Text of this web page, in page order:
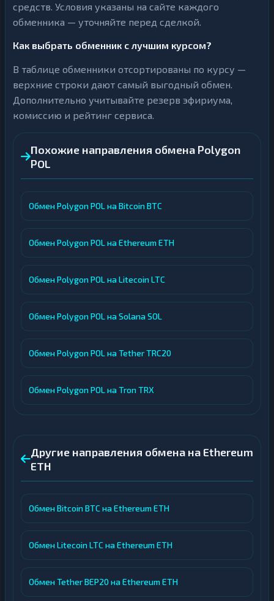
средств. Условия указаны на сайте каждого
обменника — уточняйте перед сделкой.
Как выбрать обменник с лучшим курсом?
В таблице обменники отсортированы по курсу —
верхние строки дают самый выгодный обмен.
Дополнительно учитывайте резерв эфириума,
комиссию и рейтинг сервиса.
Похожие направления обмена Polygon
POL
Обмен Polygon POL на Bitcoin BTC
Обмен Polygon POL на Ethereum ETH
Обмен Polygon POL на Litecoin LTC
Обмен Polygon POL на Solana SOL
Обмен Polygon POL на Tether TRC20
Обмен Polygon POL на Tron TRX
Другие направления обмена на Ethereum
ETH
Обмен Bitcoin BTC на Ethereum ETH
Обмен Litecoin LTC на Ethereum ETH
Обмен Tether BEP20 на Ethereum ETH